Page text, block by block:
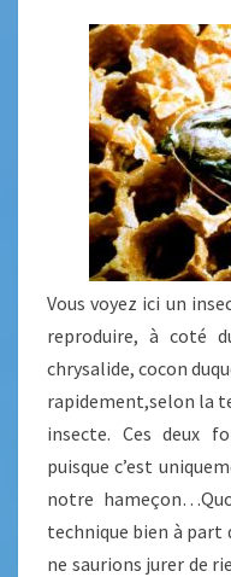
Vous voyez ici un
reproduire, à coté
chrysalide, cocon
rapidement,selon la
insecte. Ces deux
puisque c’est
notre
technique bien à part
ne saurions jurer de